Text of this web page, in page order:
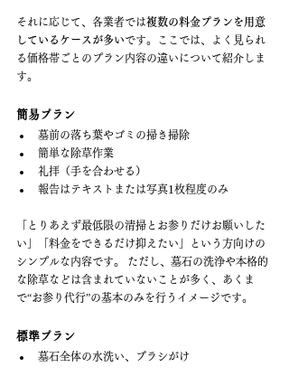
それに応じて、各業者では複数の料金プランを用意
しているケースが多いです。ここでは、よく見られ
る価格帯ごとのプラン内容の違いについて紹介しま
す。
簡易プラン
墓前の落ち葉やゴミの掃き掃除
簡単な除草作業
礼拝（手を合わせる）
報告はテキストまたは写真1枚程度のみ
「とりあえず最低限の清掃とお参りだけお願いした
い」「料金をできるだけ抑えたい」という方向けの
シンプルな内容です。 ただし、墓石の洗浄や本格的
な除草などは含まれていないことが多く、あくま
で“お参り代行”の基本のみを行うイメージです。
標準プラン
墓石全体の水洗い、ブラシがけ